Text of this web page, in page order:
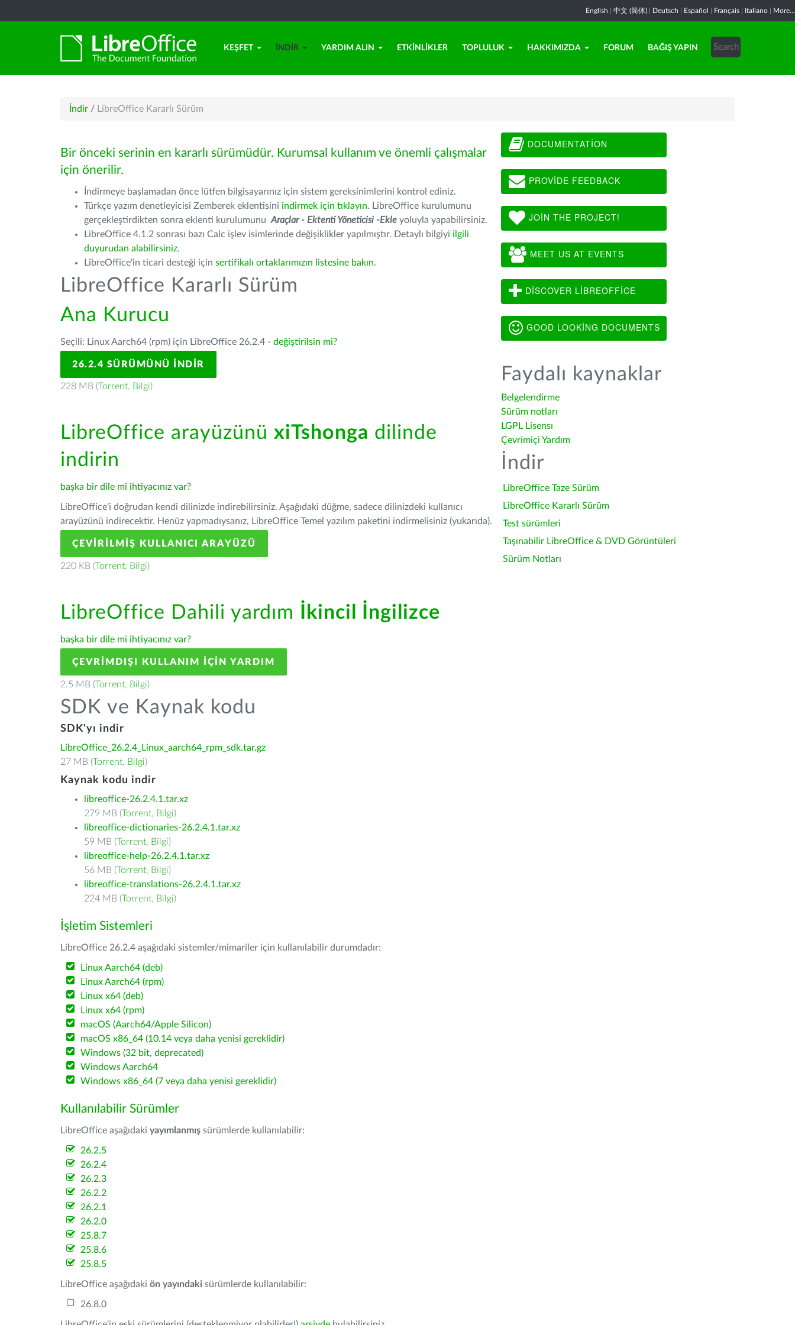
English 中文 (简体) Deutsch Español Français Italiano More...
KEŞFET İNDIR YARDIM ALIN ETKINLIKLER TOPLULUK HAKKIMIZDA FORUM BAĞIŞ YAPIN
İndir / LibreOffice Kararlı Sürüm
Bir önceki serinin en kararlı sürümüdür. Kurumsal kullanım ve önemli çalışmalar
için önerilir.
İndirmeye başlamadan önce lütfen bilgisayarınız için sistem gereksinimlerini kontrol ediniz.
Türkçe yazım denetleyicisi Zemberek eklentisini indirmek için tıklayın. LibreOffice kurulumunu
gerçekleştirdikten sonra eklenti kurulumunu Araçlar - Ektenti Yöneticisi -Ekle yoluyla yapabilirsiniz.
LibreOffice 4.1.2 sonrası bazı Calc işlev isimlerinde değişiklikler yapılmıştır. Detaylı bilgiyi ilgili
duyurudan alabilirsiniz.
LibreOffice'in ticari desteği için sertifikalı ortaklarımızın listesine bakın.
LibreOffice Kararlı Sürüm
Ana Kurucu
Seçili: Linux Aarch64 (rpm) için LibreOffice 26.2.4 - değiştirilsin mi?
26.2.4 SÜRÜMÜNÜ İNDIR
228 MB (Torrent, Bilgi)
LibreOffice arayüzünü xiTshonga dilinde
indirin
başka bir dile mi ihtiyacınız var?
LibreOffice'i doğrudan kendi dilinizde indirebilirsiniz. Aşağıdaki düğme, sadece dilinizdeki kullanıcı
arayüzünü indirecektir. Henüz yapmadıysanız, LibreOffice Temel yazılım paketini indirmelisiniz (yukarıda).
ÇEVIRILMIŞ KULLANICI ARAYÜZÜ
220 KB (Torrent, Bilgi)
LibreOffice Dahili yardım İkincil İngilizce
başka bir dile mi ihtiyacınız var?
ÇEVRIMDIŞI KULLANIM IÇIN YARDIM
2.5 MB (Torrent, Bilgi)
SDK ve Kaynak kodu
SDK'yı indir
LibreOffice_26.2.4_Linux_aarch64_rpm_sdk.tar.gz
27 MB (Torrent, Bilgi)
Kaynak kodu indir
libreoffice-26.2.4.1.tar.xz
279 MB (Torrent, Bilgi)
libreoffice-dictionaries-26.2.4.1.tar.xz
59 MB (Torrent, Bilgi)
libreoffice-help-26.2.4.1.tar.xz
56 MB (Torrent, Bilgi)
libreoffice-translations-26.2.4.1.tar.xz
224 MB (Torrent, Bilgi)
İşletim Sistemleri
LibreOffice 26.2.4 aşağıdaki sistemler/mimariler için kullanılabilir durumdadır:
Linux Aarch64 (deb)
Linux Aarch64 (rpm)
Linux x64 (deb)
Linux x64 (rpm)
macOS (Aarch64/Apple Silicon)
macOS x86_64 (10.14 veya daha yenisi gereklidir)
Windows (32 bit, deprecated)
Windows Aarch64
Windows x86_64 (7 veya daha yenisi gereklidir)
Kullanılabilir Sürümler
LibreOffice aşağıdaki yayımlanmış sürümlerde kullanılabilir:
26.2.5
26.2.4
26.2.3
26.2.2
26.2.1
26.2.0
25.8.7
25.8.6
25.8.5
LibreOffice aşağıdaki ön yayındaki sürümlerde kullanılabilir:
26.8.0
DOCUMENTATION
PROVIDE FEEDBACK
JOIN THE PROJECT!
MEET US AT EVENTS
DISCOVER LIBREOFFICE
GOOD LOOKING DOCUMENTS
Faydalı kaynaklar
Belgelendirme
Sürüm notları
LGPL Lisensı
Çevrimiçi Yardım
İndir
LibreOffice Taze Sürüm
LibreOffice Kararlı Sürüm
Test sürümleri
Taşınabilir LibreOffice & DVD Görüntüleri
Sürüm Notları